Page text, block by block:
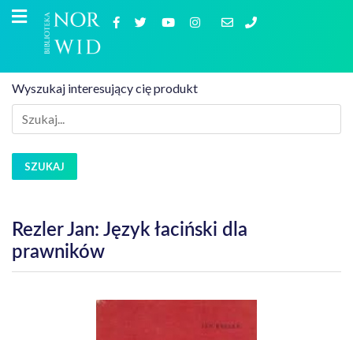
Wyszukaj interesujący cię produkt
SZUKAJ
Rezler Jan: Język łaciński dla
prawników